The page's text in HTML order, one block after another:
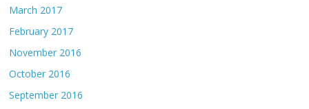
March 2017
February 2017
November 2016
October 2016
September 2016